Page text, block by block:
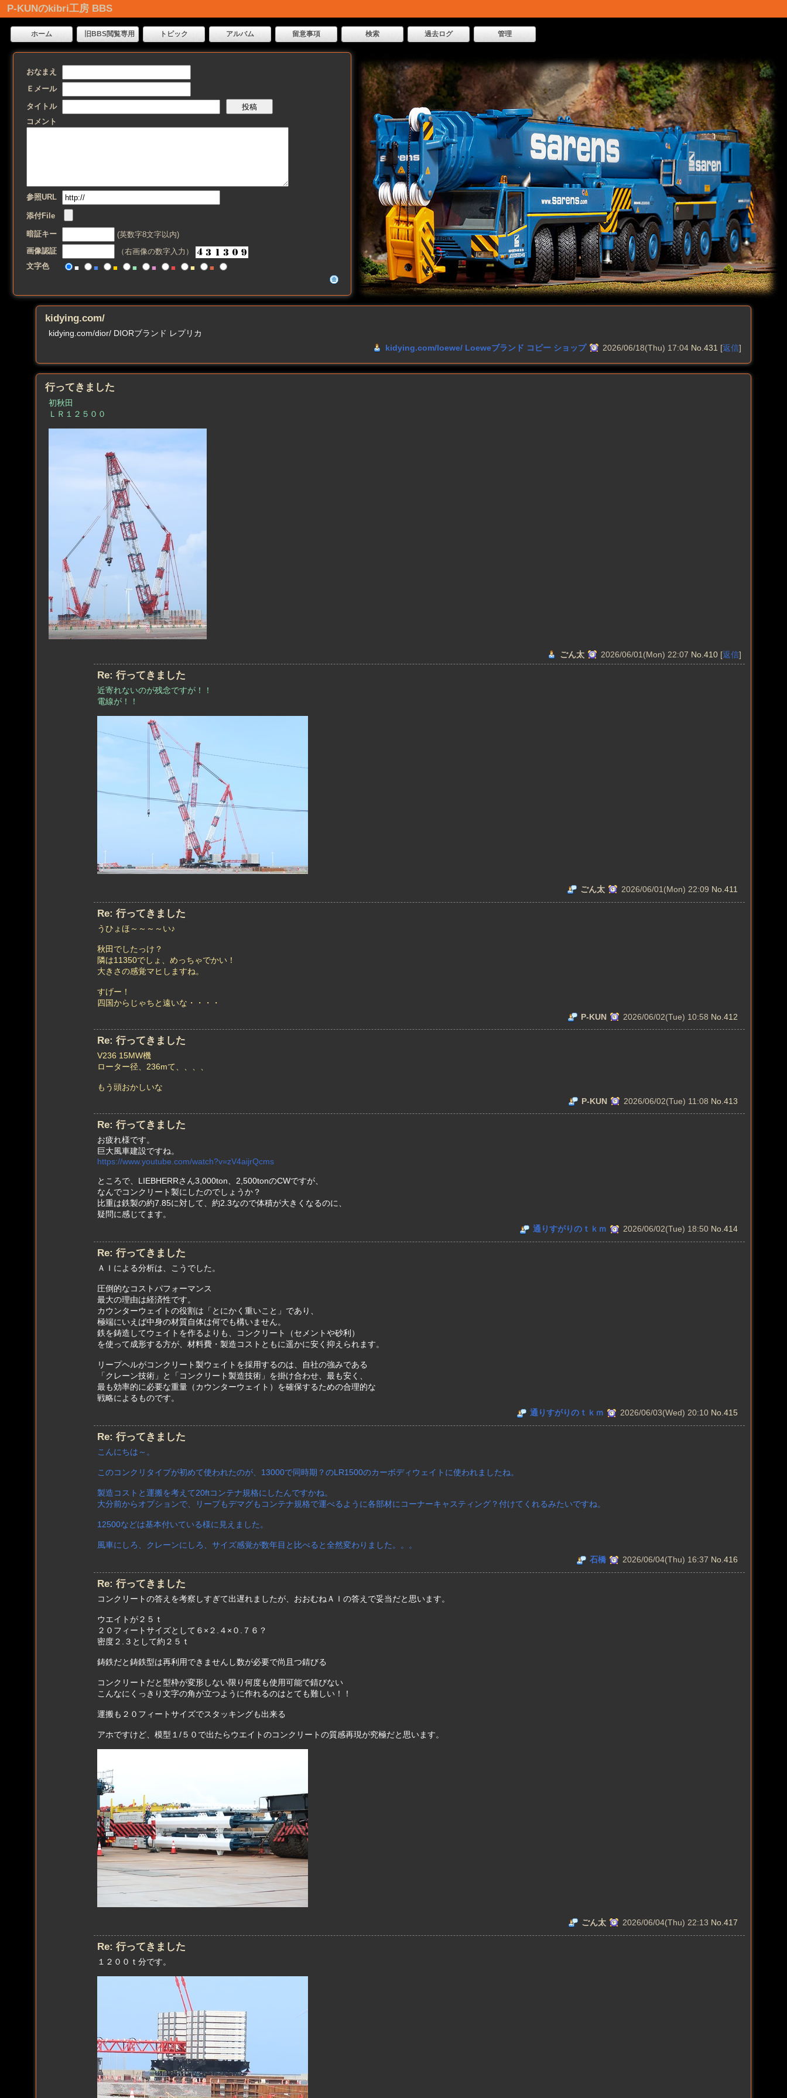
P-KUNのkibri工房 BBS
ホーム 旧BBS閲覧専用 トピック アルバム 留意事項 検索 過去ログ 管理
おなまえ
Ｅメール
タイトル
コメント
参照URL
添付File
暗証キー
(英数字8文字以内)
画像認証
（右画像の数字入力）
文字色
■ ■ ■ ■ ■ ■ ■ ■
kidying.com/
kidying.com/dior/ DIORブランド レプリカ
kidying.com/loewe/ Loeweブランド コピー ショップ
2026/06/18(Thu) 17:04 No.431 [返信]
行ってきました
初秋田
ＬＲ１２５００
ごん太 2026/06/01(Mon) 22:07 No.410[返信]
Re: 行ってきました
近寄れないのが残念ですが！！
電線が！！
ごん太 2026/06/01(Mon) 22:09 No.411
Re: 行ってきました
うひょほ～～～～い♪
秋田でしたっけ？
隣は11350でしょ、めっちゃでかい！
大きさの感覚マヒしますね。
すげー！
四国からじゃちと遠いな・・・・
P-KUN
2026/06/02(Tue) 10:58 No.412
Re: 行ってきました
V236 15MW機
ローター径、236mて、、、、
もう頭おかしいな
P-KUN
2026/06/02(Tue) 11:08 No.413
Re: 行ってきました
お疲れ様です。
巨大風車建設ですね。
https://www.youtube.com/watch?v=zV4aijrQcms
ところで、LIEBHERRさん3,000ton、2,500tonのCWですが、
なんでコンクリート製にしたのでしょうか？
比重は鉄製の約7.85に対して、約2.3なので体積が大きくなるのに、
疑問に感じてます。
通りすがりのｔｋｍ
2026/06/02(Tue) 18:50 No.414
Re: 行ってきました
ＡＩによる分析は、こうでした。
圧倒的なコストパフォーマンス
最大の理由は経済性です。
カウンターウェイトの役割は「とにかく重いこと」であり、
極端にいえば中身の材質自体は何でも構いません。
鉄を鋳造してウェイトを作るよりも、コンクリート（セメントや砂利）
を使って成形する方が、材料費・製造コストともに遥かに安く抑えられます。
リープヘルがコンクリート製ウェイトを採用するのは、自社の強みである
「クレーン技術」と「コンクリート製造技術」を掛け合わせ、最も安く、
最も効率的に必要な重量（カウンターウェイト）を確保するための合理的な
戦略によるものです。
通りすがりのｔｋｍ
2026/06/03(Wed) 20:10 No.415
Re: 行ってきました
こんにちは～。
このコンクリタイプが初めて使われたのが、13000で同時期？のLR1500のカーボディウェイトに使われましたね。
製造コストと運搬を考えて20ftコンテナ規格にしたんですかね。
大分前からオプションで、リープもデマグもコンテナ規格で運べるように各部材にコーナーキャスティング？付けてくれるみたいですね。
12500などは基本付いている様に見えました。
風車にしろ、クレーンにしろ、サイズ感覚が数年目と比べると全然変わりました。。。
石橋
2026/06/04(Thu) 16:37 No.416
Re: 行ってきました
コンクリートの答えを考察しすぎて出遅れましたが、おおむねＡＩの答えで妥当だと思います。
ウエイトが２５ｔ
２０フィートサイズとして６×２.４×０.７６？
密度２.３として約２５ｔ
鋳鉄だと鋳鉄型は再利用できませんし数が必要で尚且つ錆びる
コンクリートだと型枠が変形しない限り何度も使用可能で錆びない
こんなにくっきり文字の角が立つように作れるのはとても難しい！！
運搬も２０フィートサイズでスタッキングも出来る
アホですけど、模型１/５０で出たらウエイトのコンクリートの質感再現が究極だと思います。
ごん太 2026/06/04(Thu) 22:13 No.417
Re: 行ってきました
１２００ｔ分です。